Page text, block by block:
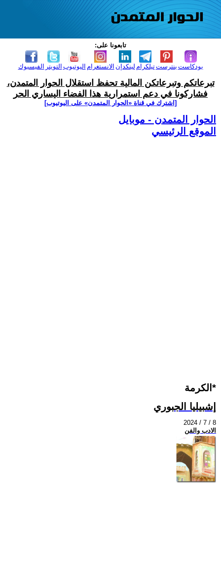
تابعونا على:
الفيسبوك التويتر اليوتيوب الانستغرام لينكدإن تيلكرامبنترست بودكاست
تبرعاتكم وتبرعاتكن المالية تحفظ استقلال الحوار المتمدن،
فشاركونا في دعم استمرارية هذا الفضاء اليساري الحر
[اشترك في قناة ‫«الحوار المتمدن» على اليوتيوب]
الحوار المتمدن - موبايل
الموقع الرئيسي
الكرمة*
إشبيليا الجبوري
2024 / 7 / 8
الادب والفن